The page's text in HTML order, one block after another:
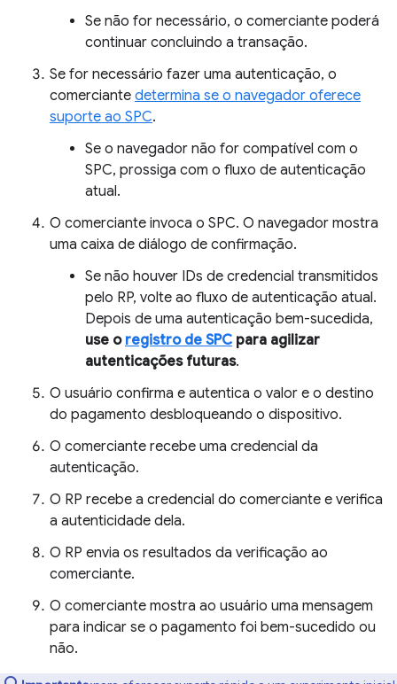
Se não for necessário, o comerciante poderá
continuar concluindo a transação.
Se for necessário fazer uma autenticação, o
comerciante determina se o navegador oferece
suporte ao SPC.
Se o navegador não for compatível com o
SPC, prossiga com o fluxo de autenticação
atual.
O comerciante invoca o SPC. O navegador mostra
uma caixa de diálogo de confirmação.
Se não houver IDs de credencial transmitidos
pelo RP, volte ao fluxo de autenticação atual.
Depois de uma autenticação bem-sucedida,
use o registro de SPC para agilizar
autenticações futuras.
O usuário confirma e autentica o valor e o destino
do pagamento desbloqueando o dispositivo.
O comerciante recebe uma credencial da
autenticação.
O RP recebe a credencial do comerciante e verifica
a autenticidade dela.
O RP envia os resultados da verificação ao
comerciante.
O comerciante mostra ao usuário uma mensagem
para indicar se o pagamento foi bem-sucedido ou
não.